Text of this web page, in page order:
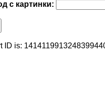
с картинки:
ID is: